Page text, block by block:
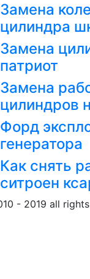
Замена
цилиндра
Замена
патриот
Замена
цилиндров
Форд
генератора
Как снять
ситроен
- 2019 all